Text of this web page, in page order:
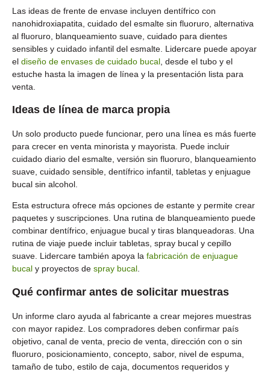
Las ideas de frente de envase incluyen dentífrico con
nanohidroxiapatita, cuidado del esmalte sin fluoruro, alternativa
al fluoruro, blanqueamiento suave, cuidado para dientes
sensibles y cuidado infantil del esmalte. Lidercare puede apoyar
el diseño de envases de cuidado bucal , desde el tubo y el
estuche hasta la imagen de línea y la presentación lista para
venta.
Ideas de línea de marca propia
Un solo producto puede funcionar, pero una línea es más fuerte
para crecer en venta minorista y mayorista. Puede incluir
cuidado diario del esmalte, versión sin fluoruro, blanqueamiento
suave, cuidado sensible, dentífrico infantil, tabletas y enjuague
bucal sin alcohol.
Esta estructura ofrece más opciones de estante y permite crear
paquetes y suscripciones. Una rutina de blanqueamiento puede
combinar dentífrico, enjuague bucal y tiras blanqueadoras. Una
rutina de viaje puede incluir tabletas, spray bucal y cepillo
suave. Lidercare también apoya la fabricación de enjuague
bucal y proyectos de spray bucal.
Qué confirmar antes de solicitar muestras
Un informe claro ayuda al fabricante a crear mejores muestras
con mayor rapidez. Los compradores deben confirmar país
objetivo, canal de venta, precio de venta, dirección con o sin
fluoruro, posicionamiento, concepto, sabor, nivel de espuma,
tamaño de tubo, estilo de caja, documentos requeridos y